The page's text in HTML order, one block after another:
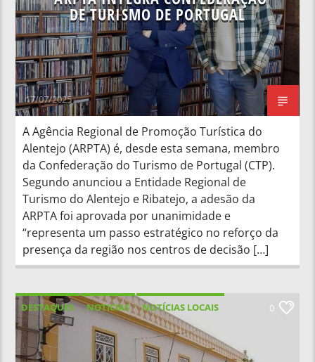
DE TURISMO DE PORTUGAL
17/07/2025
A Agência Regional de Promoção Turística do
Alentejo (ARPTA) é, desde esta semana, membro
da Confederação do Turismo de Portugal (CTP).
Segundo anunciou a Entidade Regional de
Turismo do Alentejo e Ribatejo, a adesão da
ARPTA foi aprovada por unanimidade e
“representa um passo estratégico no reforço da
presença da região nos centros de decisão […]
DESTAQUES NOTICIAS
NOTÍCIAS LOCAIS
NOTÍCIAS NACIONAIS
0